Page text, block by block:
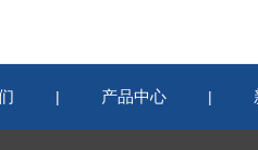
| 产品中心 |